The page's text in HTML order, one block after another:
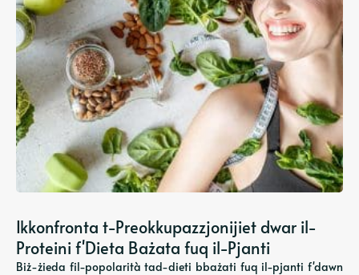
Ikkonfronta t-Preokkupazzjonijiet dwar il-
Proteini f'Dieta Bażata fuq il-Pjanti
Biż-żieda fil-popolarità tad-dieti bbażati fuq il-pjanti f'dawn